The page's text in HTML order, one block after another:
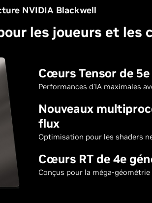
NVIDIA Blackwell
les joueurs et les
Cœurs Tensor de
Performances d'IA maximales
Nouveaux
flux
Optimisation pour les shaders
Cœurs RT de 4e
Conçus pour la méga-géométrie